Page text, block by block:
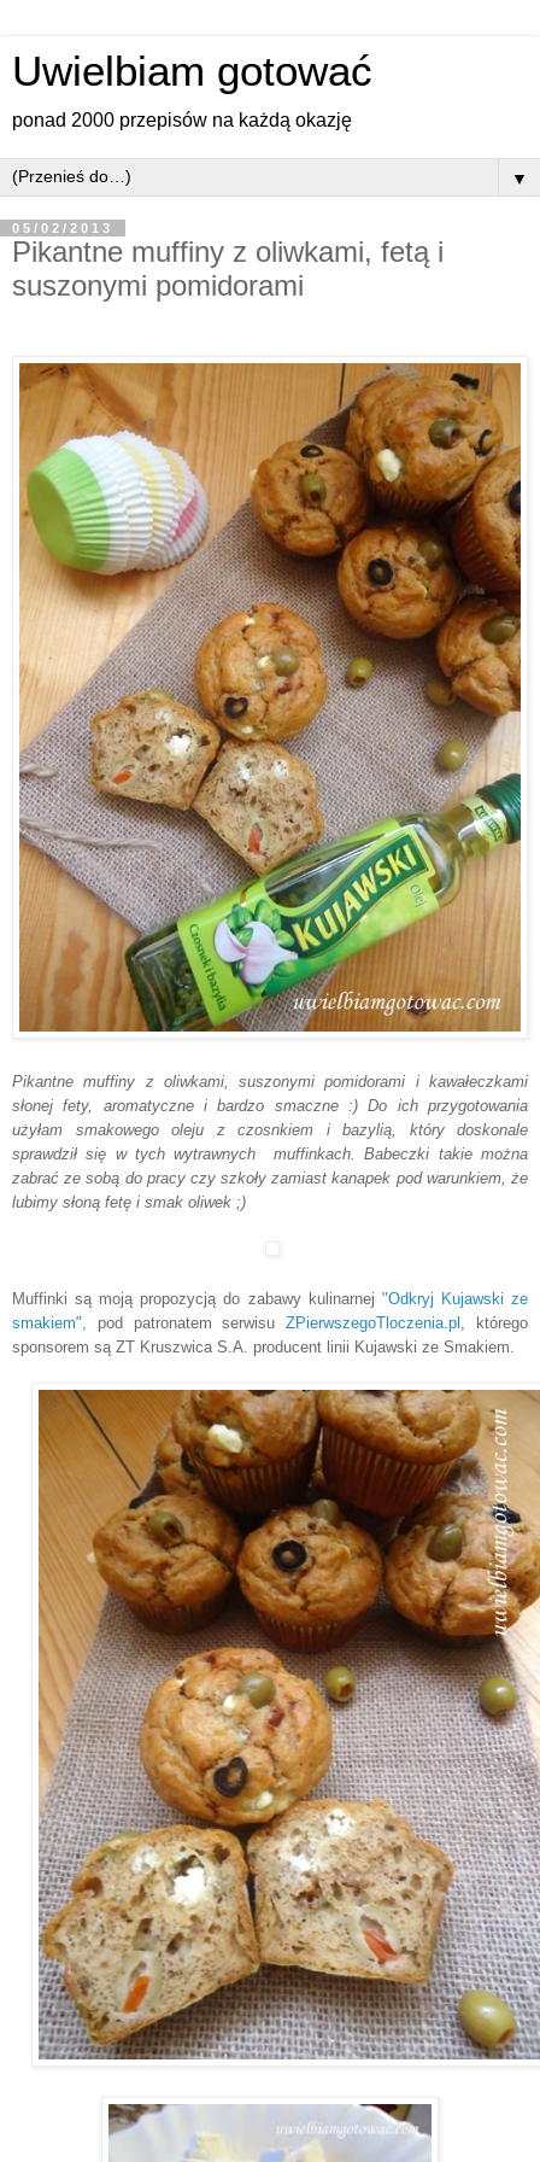
Uwielbiam gotować
ponad 2000 przepisów na każdą okazję
▼
05/02/2013
Pikantne muffiny z oliwkami, fetą i
suszonymi pomidorami
Pikantne muffiny z oliwkami, suszonymi pomidorami i kawałeczkami
słonej fety, aromatyczne i bardzo smaczne :) Do ich przygotowania
użyłam smakowego oleju z czosnkiem i bazylią, który doskonale
sprawdził się w tych wytrawnych muffinkach. Babeczki takie można
zabrać ze sobą do pracy czy szkoły zamiastkanapek pod warunkiem, że
lubimy słoną fetę i smak oliwek ;)
Muffinki są moją propozycją do zabawy kulinarnej "Odkryj Kujawski ze
smakiem", pod patronatem serwisuZPierwszegoTloczenia.pl , którego
sponsorem są ZT Kruszwica S.A. producent linii Kujawski ze Smakiem.